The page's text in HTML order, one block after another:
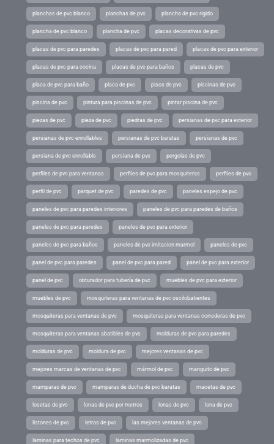
planchas de pvc blanco planchas de pvc plancha de pvc rigido
plancha de pvc blanco plancha de pvc placas decorativas de pvc
placas de pvc para paredes placas de pvc para pared placas de pvc para exterior
placas de pvc para cocina placas de pvc para baños placas de pvc
placa de pvc para baño placa de pvc pisos de pvc piscinas de pvc
piscina de pvc pintura para piscinas de pvc pintar piscina de pvc
piezas de pvc pieza de pvc piedras de pvc persianas de pvc para exterior
persianas de pvc enrollables persianas de pvc baratas persianas de pvc
persiana de pvc enrollable persiana de pvc pergolas de pvc
perfiles de pvc para ventanas perfiles de pvc para mosquiteras perfiles de pvc
perfil de pvc parquet de pvc paredes de pvc paneles espejo de pvc
paneles de pvc para paredes interiores paneles de pvc para paredes de baños
paneles de pvc para paredes paneles de pvc para exterior
paneles de pvc para baños paneles de pvc imitacion marmol paneles de pvc
panel de pvc para paredes panel de pvc para pared panel de pvc para exterior
panel de pvc obturador para tubería de pvc muebles de pvc para exterior
muebles de pvc mosquiteras para ventanas de pvc oscilobatientes
mosquiteras para ventanas de pvc mosquiteras para ventanas correderas de pvc
mosquiteras para ventanas abatibles de pvc molduras de pvc para paredes
molduras de pvc moldura de pvc mejores ventanas de pvc
mejores marcas de ventanas de pvc mármol de pvc manguito de pvc
mamparas de pvc mamparas de ducha de pvc baratas macetas de pvc
losetas de pvc lonas de pvc por metros lonas de pvc lona de pvc
listones de pvc letras de pvc las mejores ventanas de pvc
laminas para techos de pvc laminas marmolizadas de pvc